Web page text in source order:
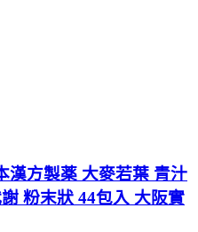
漢方製薬 大麥若葉 青汁
粉末狀 44包入 大阪實